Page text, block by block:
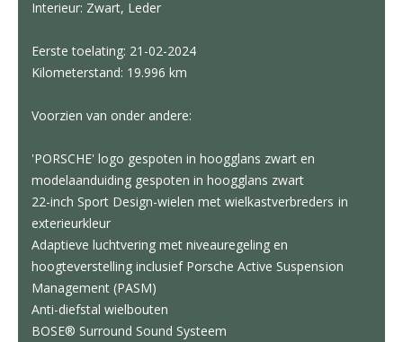
Interieur: Zwart, Leder
Eerste toelating: 21-02-2024
Kilometerstand: 19.996 km
Voorzien van onder andere:
'PORSCHE' logo gespoten in hoogglans zwart en
modelaanduiding gespoten in hoogglans zwart
22-inch Sport Design-wielen met wielkastverbreders in
exterieurkleur
Adaptieve luchtvering met niveauregeling en
hoogteverstelling inclusief Porsche Active Suspension
Management (PASM)
Anti-diefstal wielbouten
BOSE® Surround Sound Systeem